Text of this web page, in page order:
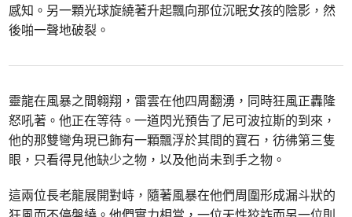
感知。另一顆光球旋繞著升起飄向那位沉眠女孩的陰影，然
後啪一聲地破裂。
靈龍在風暴之間翱翔，雷雲在他四周翻湧，同時狂風正轟隆
怒吼著。他正在等待。一道閃光預告了尼可波拉斯的到來，
他的那雙彎角現已飾有一顆飄浮於其間的寶石，彷彿第三隻
眼，只看得見他缺少之物，以及他尚未到手之物。
這兩位長老龍展開對峙，隨著風暴在他們周圍形成漏斗狀的